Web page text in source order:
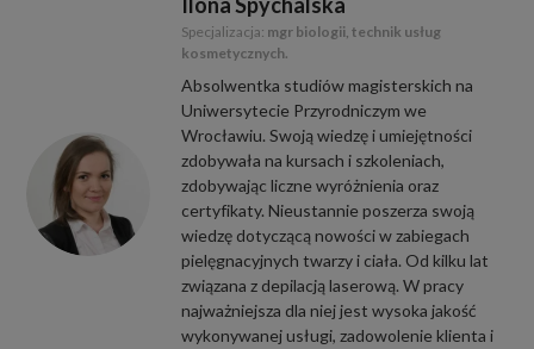
Specjalizacja: mgr biologii, technik usług
kosmetycznych.
Absolwentka studiów magisterskich na
Uniwersytecie Przyrodniczym we
Wrocławiu. Swoją wiedzę i umiejętności
zdobywała na kursach i szkoleniach,
zdobywając liczne wyróżnienia oraz
certyfikaty. Nieustannie poszerza swoją
wiedzę dotyczącą nowości w zabiegach
pielęgnacyjnych twarzy i ciała. Od kilku lat
związana z depilacją laserową. W pracy
najważniejsza dla niej jest wysoka jakość
wykonywanej usługi, zadowolenie klienta i